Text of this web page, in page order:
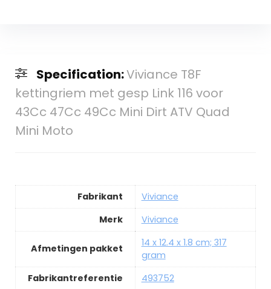
Specification:Viviance T8F
kettingriem met gesp Link 116 voor
43Cc 47Cc 49Cc Mini Dirt ATV Quad
Mini Moto
Fabrikant
Viviance
Merk
Viviance
Afmetingen pakket
14 x 12.4 x 1.8 cm; 317
gram
Fabrikantreferentie
493752